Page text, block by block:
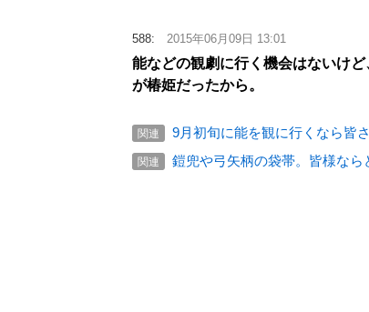
588: 2015年06月09日 13:01
能などの観劇に行く機会はないけ
が椿姫だったから。
関連 9月初旬に能を観に行くなら皆
関連 鎧兜や弓矢柄の袋帯。皆様なら